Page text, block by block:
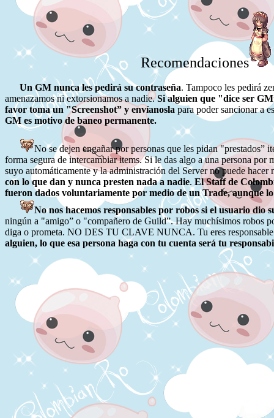
Recomendaciones
Un GM nunca les pedirá su contraseña. Tampoco les pedirá
amenazamos ni extorsionamos a nadie.Si alguien que "dice ser
favor toma un "Screenshot” y envíanosla para poder sancionar a
GM es motivo de baneo permanente.
No se dejen engañar por personas que les pidan "prestados”
forma segura de intercambiar items. Si le das algo a una persona por
suyo automáticamente y la administración del Server no puede hacer
con lo que dan y nunca presten nada a nadie. El Staff de
fueron dados voluntariamente por medio de un Trade, aunque
No nos hacemos responsables por robos si el usuario dio
ningún a "amigo” o "compañero de Guild”. Hay muchísimos robos
diga o prometa. NO DES TU CLAVE NUNCA. Tu eres
alguien, lo que esa persona haga con tu cuenta será tu